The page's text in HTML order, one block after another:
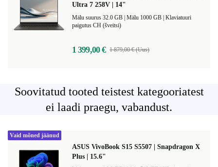
Ultra 7 258V | 14"
Klaviatuuri
paigutus CH (šveitsi)
1 399,00 € 1 879,00 € (Uus)
Soovitatud tooted teistest kategooriatest
ei laadi praegu, vabandust.
ASUS VivoBook S15 S5507 | Snapdragon X
Plus | 15.6"
Vaid mõned jäänud